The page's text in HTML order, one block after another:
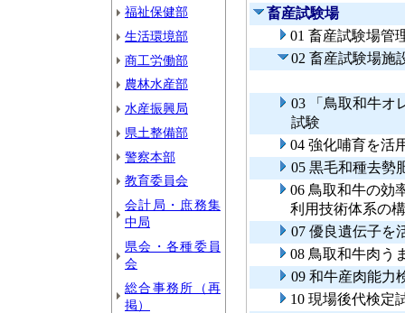
福祉保健部
生活環境部
商工労働部
農林水産部
水産振興局
県土整備部
警察本部
教育委員会
会計局・庶務集
中局
県会・各種委員
会
総合事務所（再
掲）
畜産試験場
01 畜産試験場管
02 畜産試験場施
03 「鳥取和牛オ
試験
04 強化哺育を活
05 黒毛和種去勢
06 鳥取和牛の効
利用技術体系の
07 優良遺伝子を
08 鳥取和牛肉う
09 和牛産肉能力
10 現場後代検定